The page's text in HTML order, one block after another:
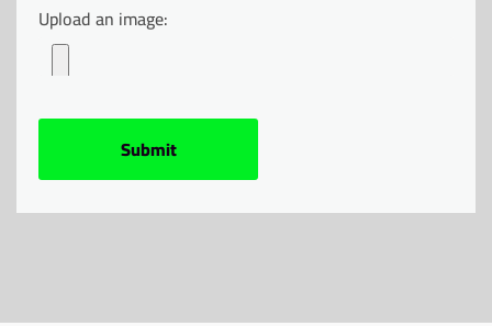
Upload an image: